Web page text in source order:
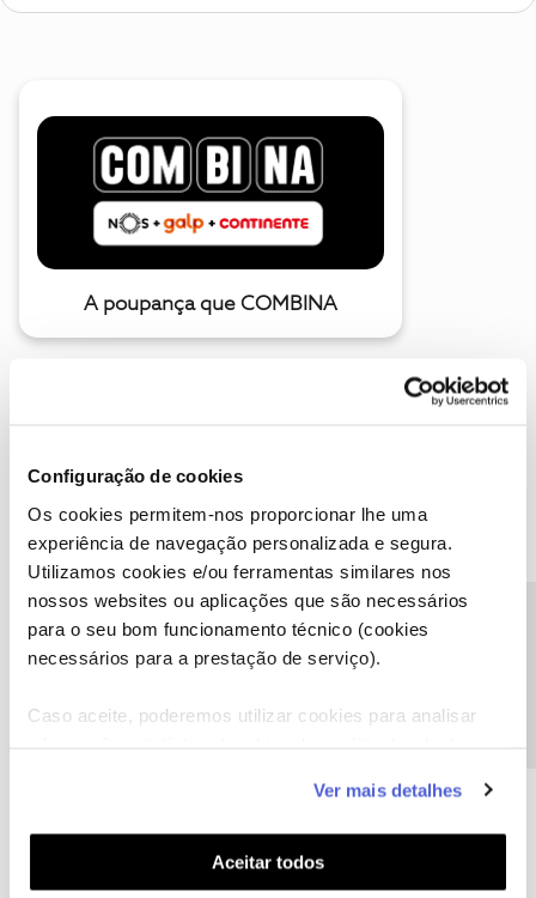
Configuração de cookies
Os cookies permitem-nos proporcionar lhe uma
experiência de navegação personalizada e segura.
Utilizamos cookies e/ou ferramentas similares nos
nossos websites ou aplicações que são necessários
para o seu bom funcionamento técnico (cookies
necessários para a prestação de serviço).
Caso aceite, poderemos utilizar cookies para analisar
funcionalidades (cookies de personalização e
funcionalidade) e adaptar anúncios aos seus interesses
(cookies de publicidade personalizada). Pode gerir a
utilização dos cookies clicando em "Configurar
Ver mais detalhes
Aceitar todos
A poupança que COMBINA
Descubra as novidades de julho
Hall of Fame de julho